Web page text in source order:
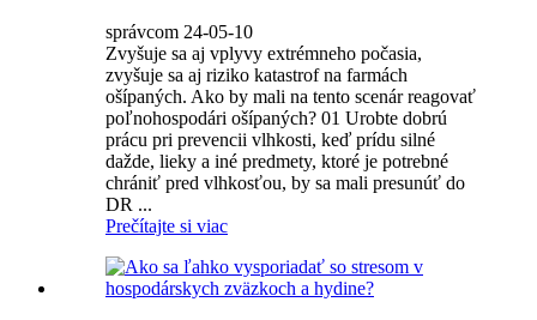
správcom 24-05-10
Zvyšuje sa aj vplyvy extrémneho počasia,
zvyšuje sa aj riziko katastrof na farmách
ošípaných. Ako by mali na tento scenár reagovať
poľnohospodári ošípaných? 01 Urobte dobrú
prácu pri prevencii vlhkosti, keď prídu silné
dažde, lieky a iné predmety, ktoré je potrebné
chrániť pred vlhkosťou, by sa mali presunúť do
DR ...
Prečítajte si viac